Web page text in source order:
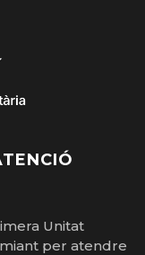
Unitat
per atendre